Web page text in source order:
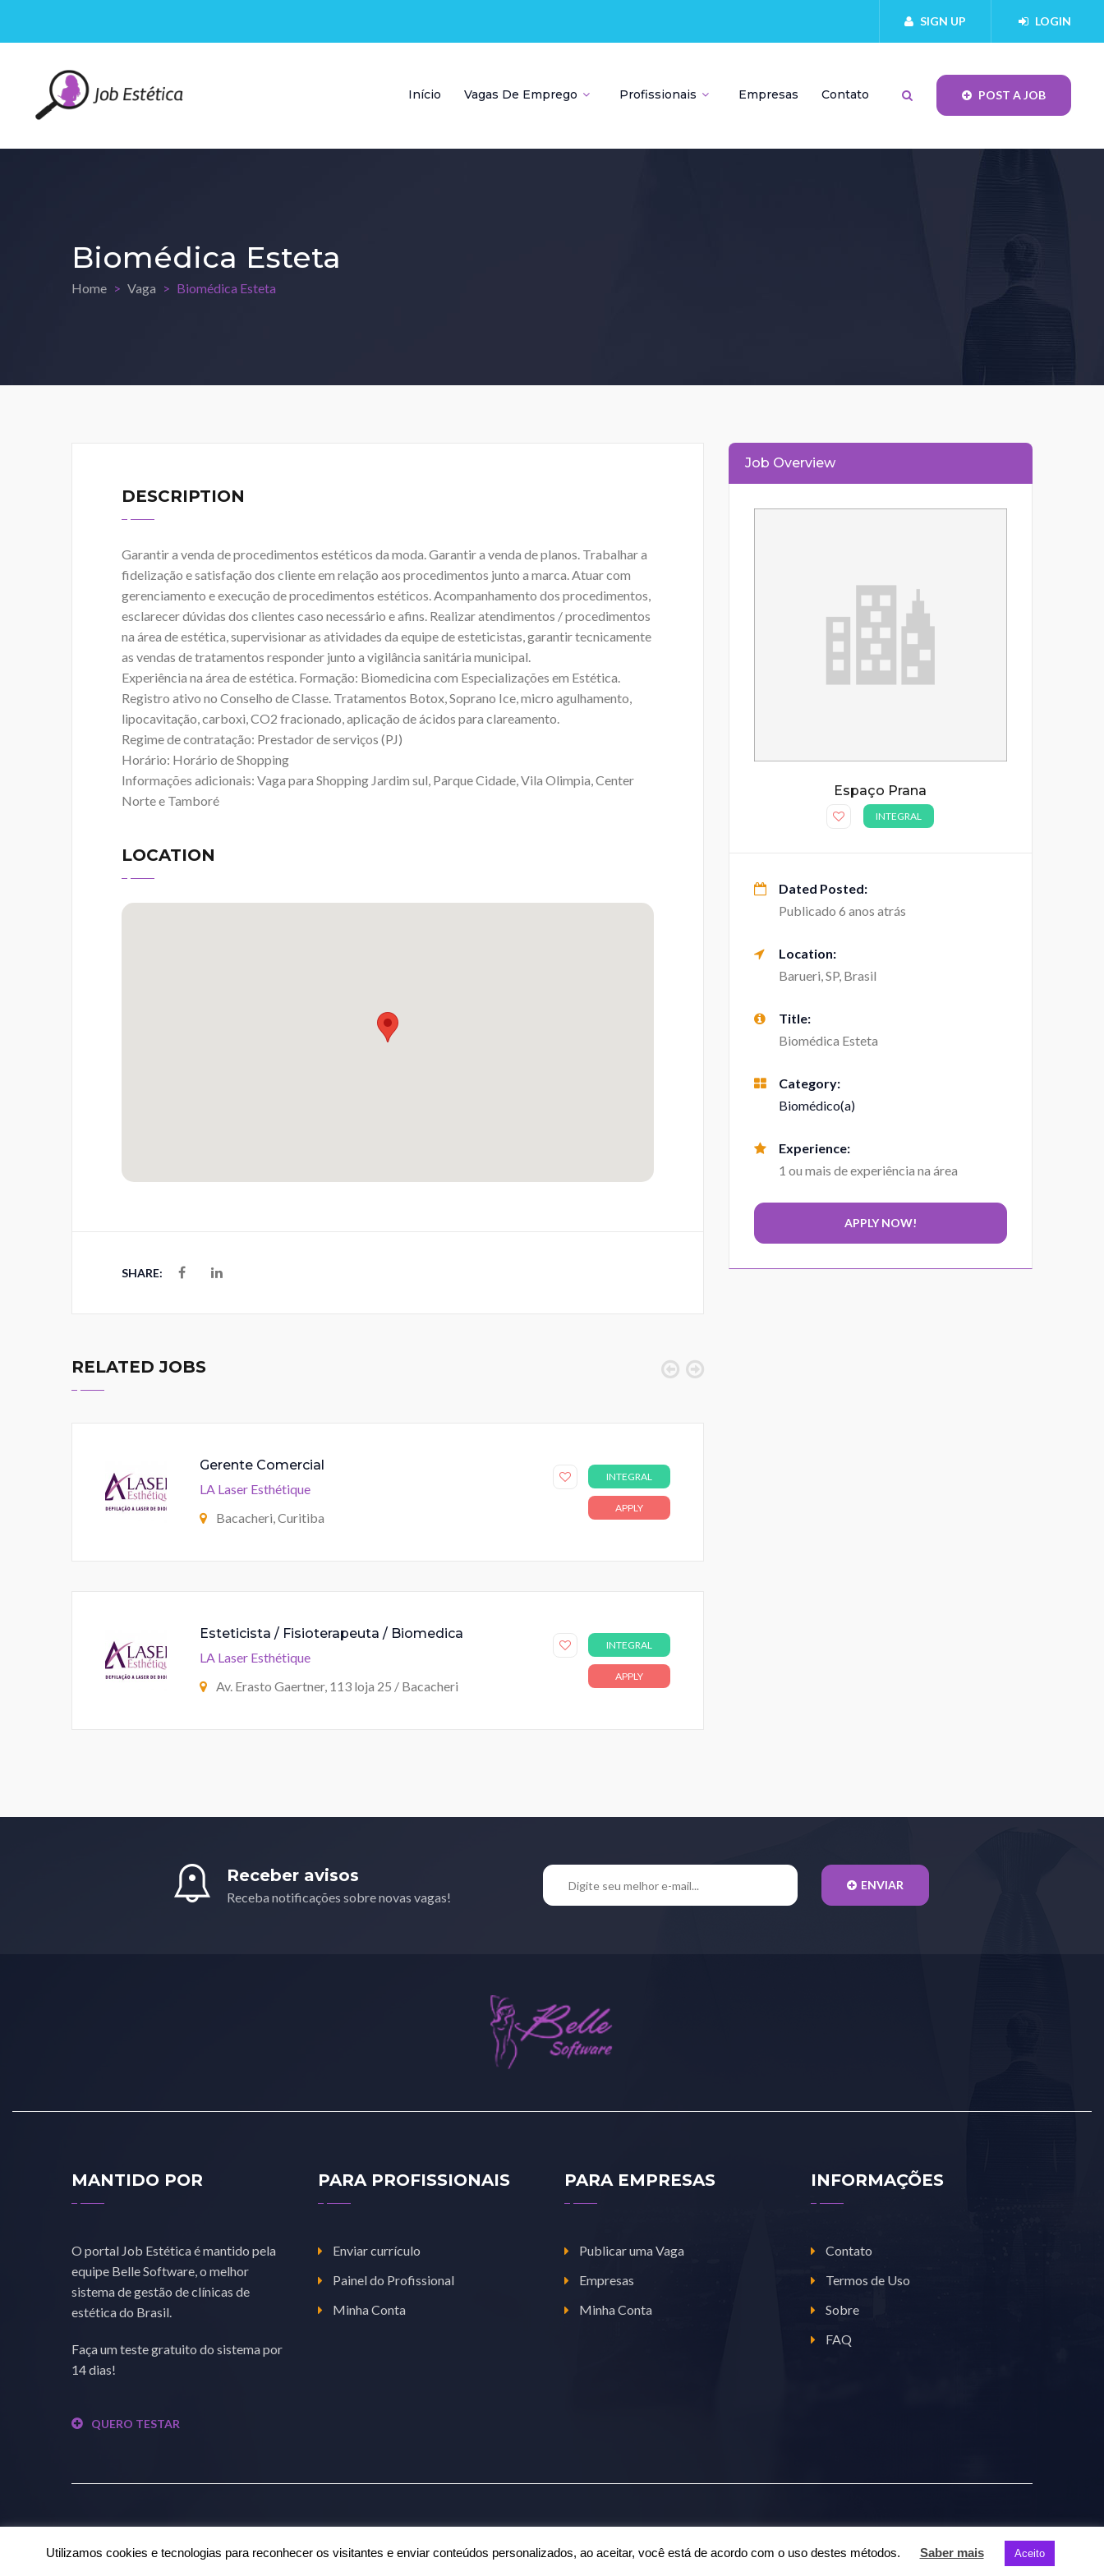
SIGN UP LOGIN
Início Vagas De Emprego Profissionais Empresas Contato POST A JOB
Biomédica Esteta
Home Vaga Biomédica Esteta
DESCRIPTION
Garantir a venda de procedimentos estéticos da moda. Garantir a venda de planos. Trabalhar a
fidelização e satisfação dos cliente em relação aos procedimentos junto a marca. Atuar com
gerenciamento e execução de procedimentos estéticos. Acompanhamento dos procedimentos,
esclarecer dúvidas dos clientes caso necessário e afins. Realizar atendimentos / procedimentos
na área de estética, supervisionar as atividades da equipe de esteticistas, garantir tecnicamente
as vendas de tratamentos responder junto a vigilância sanitária municipal.
Experiência na área de estética. Formação: Biomedicina com Especializações em Estética.
Registro ativo no Conselho de Classe. Tratamentos Botox, Soprano Ice, micro agulhamento,
lipocavitação, carboxi, CO2 fracionado, aplicação de ácidos para clareamento.
Regime de contratação: Prestador de serviços (PJ)
Horário: Horário de Shopping
Informações adicionais: Vaga para Shopping Jardim sul, Parque Cidade, Vila Olimpia, Center
Norte e Tamboré
LOCATION
SHARE:
RELATED JOBS
Gerente Comercial
LA Laser Esthétique
Bacacheri, Curitiba
INTEGRAL
APPLY
Esteticista / Fisioterapeuta / Biomedica
LA Laser Esthétique
Av. Erasto Gaertner, 113 loja 25 / Bacacheri
INTEGRAL
APPLY
Job Overview
Espaço Prana
INTEGRAL
Dated Posted:
Publicado 6 anos atrás
Location:
Barueri, SP, Brasil
Title:
Biomédica Esteta
Category:
Biomédico(a)
Experience:
1 ou mais de experiência na área
Receber avisos
Receba notificações sobre novas vagas!
ENVIAR
MANTIDO POR
O portal Job Estética é mantido pela
equipe Belle Software, o melhor
sistema de gestão de clínicas de
estética do Brasil.
Faça um teste gratuito do sistema por
14 dias!
QUERO TESTAR
PARA PROFISSIONAIS
Enviar currículo
Painel do Profissional
Minha Conta
PARA EMPRESAS
Publicar uma Vaga
Empresas
Minha Conta
INFORMAÇÕES
Contato
Termos de Uso
Sobre
FAQ
Utilizamos cookies e tecnologias para reconhecer os visitantes e enviar conteúdos personalizados, ao aceitar, você está de acordo com o uso destes métodos. Saber mais Aceito